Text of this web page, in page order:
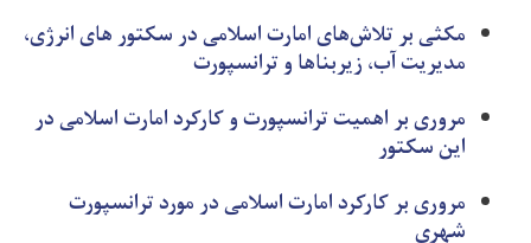
مکثی بر تلاش‌های امارت اسلامی در سکتور های انرژی،
مدیریت آب، زیربنا‌ها و ترانسپورت
مروری بر اهمیت ترانسپورت و کارکرد امارت اسلامی در
این سکتور
مروری بر کارکرد امارت اسلامی در مورد ترانسپورت
شهری